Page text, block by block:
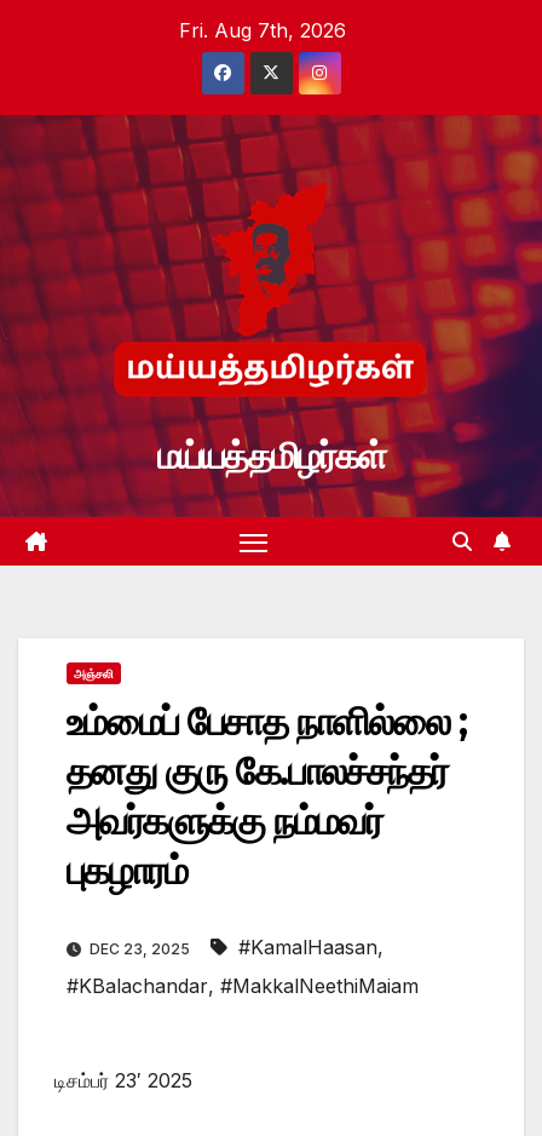
Fri. Aug 7th, 2026
மய்யத்தமிழர்கள்
அஞ்சலி
உம்மைப் பேசாத நாளில்லை ;
தனது குரு கே.பாலச்சந்தர்
அவர்களுக்கு நம்மவர்
புகழாரம்
DEC 23, 2025 #KamalHaasan,
#KBalachandar, #MakkalNeethiMaiam
டிசம்பர் 23′ 2025